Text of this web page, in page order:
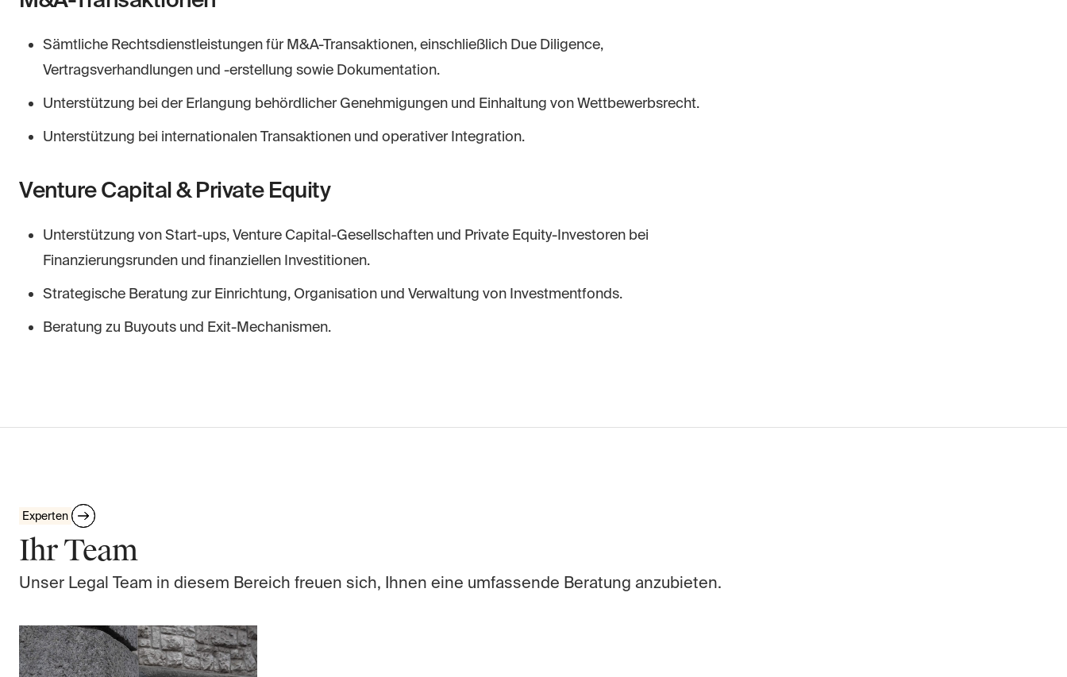
Sämtliche Rechtsdienstleistungen für M&A-Transaktionen, einschließlich Due Diligence,
Vertragsverhandlungen und -erstellung sowie Dokumentation.
Unterstützung bei der Erlangung behördlicher Genehmigungen und Einhaltung von Wettbewerbsrecht.
Unterstützung bei internationalen Transaktionen und operativer Integration.
Venture Capital & Private Equity
Unterstützung von Start-ups, Venture Capital-Gesellschaften und Private Equity-Investoren bei
Finanzierungsrunden und finanziellen Investitionen.
Strategische Beratung zur Einrichtung, Organisation und Verwaltung von Investmentfonds.
Beratung zu Buyouts und Exit-Mechanismen.
Experten
Ihr Team
Unser Legal Team in diesem Bereich freuen sich, Ihnen eine umfassende Beratung anzubieten.